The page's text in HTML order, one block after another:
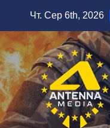
вмісту
Чт. Сер 6th, 2026